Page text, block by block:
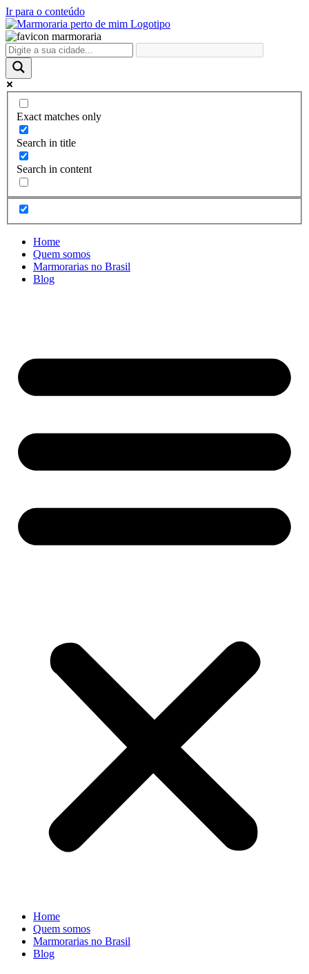
Ir para o conteúdo
Exact matches only
Search in title
Search in content
Home
Quem somos
Marmorarias no Brasil
Blog
Home
Quem somos
Marmorarias no Brasil
Blog